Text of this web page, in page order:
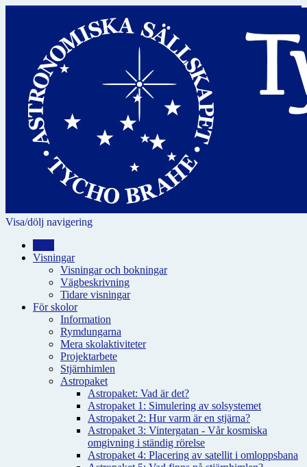
Visa/dölj navigering
Visningar
Visningar och bokningar
Vägbeskrivning
Tidare visningar
För skolor
Information
Rymdungarna
Mera skolaktiviteter
Projektarbete
Stjärnhimlen
Astropaket
Astropaket: Vad är det?
Astropaket 1: Simulering av solsystemet
Astropaket 2: Hur varm är en stjärna?
Astropaket 3: Vintergatan - Vår kosmiska
omgivning i ständig rörelse
Astropaket 4: Placering av satellit i omloppsbana